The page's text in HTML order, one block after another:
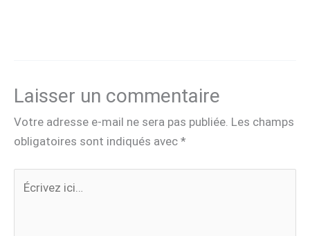
Laisser un commentaire
Votre adresse e-mail ne sera pas publiée. Les champs
obligatoires sont indiqués avec *